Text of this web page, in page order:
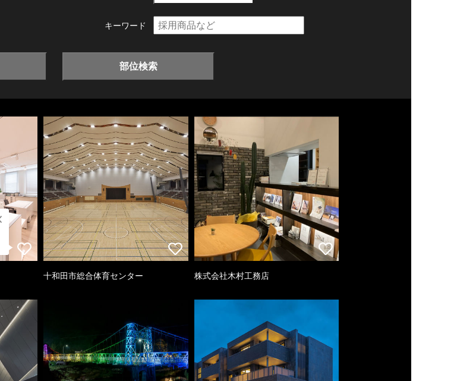
キーワード
部位検索
十和田市総合体育センター 株式会社木村工務店